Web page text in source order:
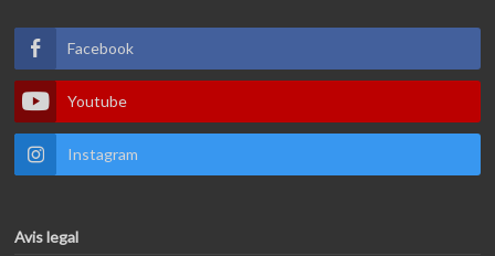
Facebook
Youtube
Instagram
Avis legal